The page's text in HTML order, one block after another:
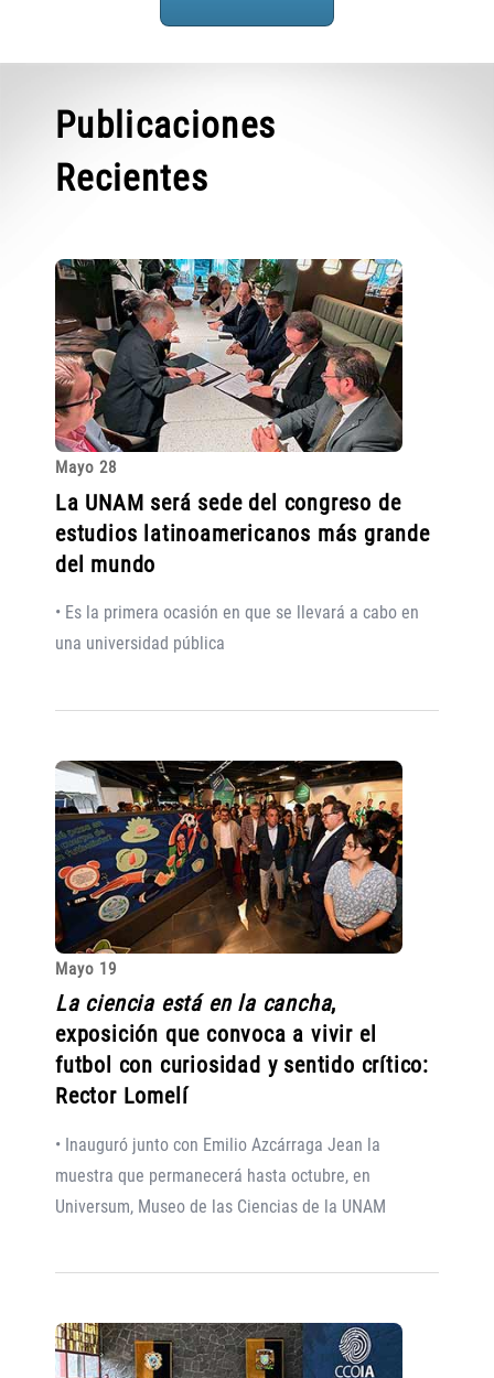
Publicaciones
Recientes
Mayo 28
La UNAM será sede del congreso de
estudios latinoamericanos más grande
del mundo
• Es la primera ocasión en que se llevará a cabo en
una universidad pública
Mayo 19
La ciencia está en la cancha,
exposición que convoca a vivir el
futbol con curiosidad y sentido crítico:
Rector Lomelí
• Inauguró junto con Emilio Azcárraga Jean la
muestra que permanecerá hasta octubre, en
Universum, Museo de las Ciencias de la UNAM